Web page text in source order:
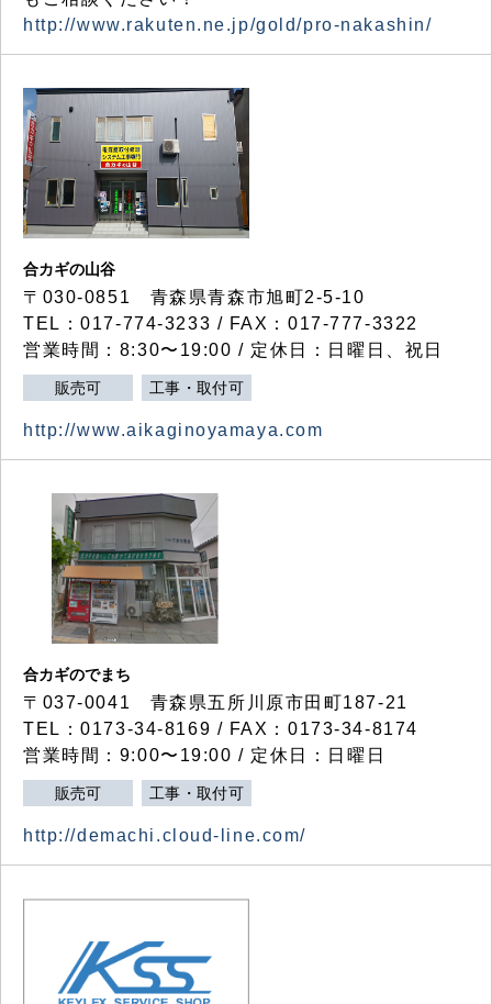
http://www.rakuten.ne.jp/gold/pro-nakashin/
合カギの山谷
〒030-0851 青森県青森市旭町2-5-10
TEL：017-774-3233 / FAX：017-777-3322
営業時間：8:30〜19:00 / 定休日：日曜日、祝日
販売可 工事・取付可
http://www.aikaginoyamaya.com
合カギのでまち
〒037-0041 青森県五所川原市田町187-21
TEL：0173-34-8169 / FAX：0173-34-8174
営業時間：9:00〜19:00 / 定休日：日曜日
販売可 工事・取付可
http://demachi.cloud-line.com/